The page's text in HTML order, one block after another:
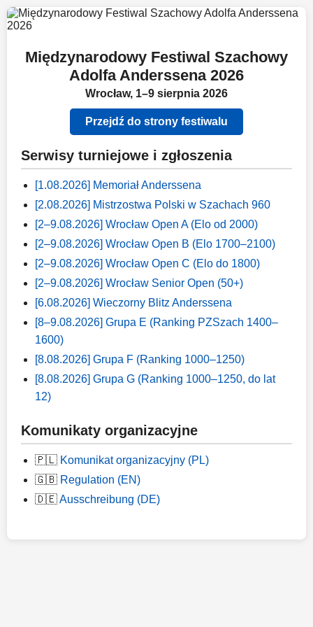
Międzynarodowy Festiwal Szachowy
Adolfa Anderssena 2026
Wrocław, 1–9 sierpnia 2026
Przejdź do strony festiwalu
Serwisy turniejowe i zgłoszenia
[1.08.2026] Memoriał Anderssena
[2.08.2026] Mistrzostwa Polski w Szachach 960
[2–9.08.2026] Wrocław Open A (Elo od 2000)
[2–9.08.2026] Wrocław Open B (Elo 1700–2100)
[2–9.08.2026] Wrocław Open C (Elo do 1800)
[2–9.08.2026] Wrocław Senior Open (50+)
[6.08.2026] Wieczorny Blitz Anderssena
[8–9.08.2026] Grupa E (Ranking PZSzach 1400–
1600)
[8.08.2026] Grupa F (Ranking 1000–1250)
[8.08.2026] Grupa G (Ranking 1000–1250, do lat
12)
Komunikaty organizacyjne
🇵🇱 Komunikat organizacyjny (PL)
🇬🇧 Regulation (EN)
🇩🇪Ausschreibung (DE)